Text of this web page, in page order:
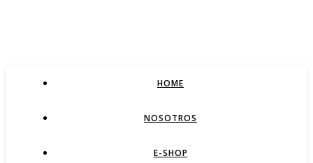
HOME
NOSOTROS
E-SHOP